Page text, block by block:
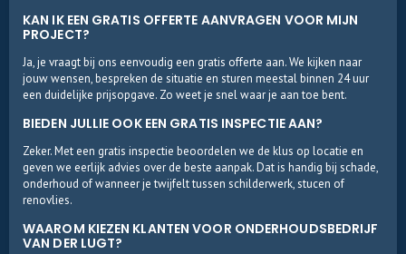
KAN IK EEN GRATIS OFFERTE AANVRAGEN VOOR MIJN
PROJECT?
Ja, je vraagt bij ons eenvoudig een gratis offerte aan. We kijken naar
jouw wensen, bespreken de situatie en sturen meestal binnen 24 uur
een duidelijke prijsopgave. Zo weet je snel waar je aan toe bent.
BIEDEN JULLIE OOK EEN GRATIS INSPECTIE AAN?
Zeker. Met een gratis inspectie beoordelen we de klus op locatie en
geven we eerlijk advies over de beste aanpak. Dat is handig bij schade,
onderhoud of wanneer je twijfelt tussen schilderwerk, stucen of
renovlies.
WAAROM KIEZEN KLANTEN VOOR ONDERHOUDSBEDRIJF
VAN DER LUGT?